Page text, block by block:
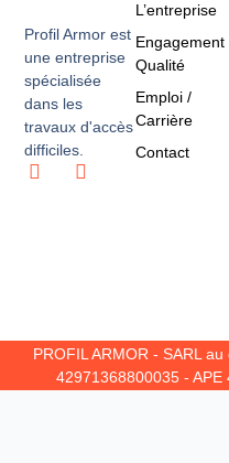
Profil Armor est
une entreprise
spécialisée
dans les
travaux d'accès
difficiles.
L
I
L’entreprise
Engagement
Qualité
Emploi /
Carrière
Contact
PROFIL ARMOR - SARL
42971368800035 - APE